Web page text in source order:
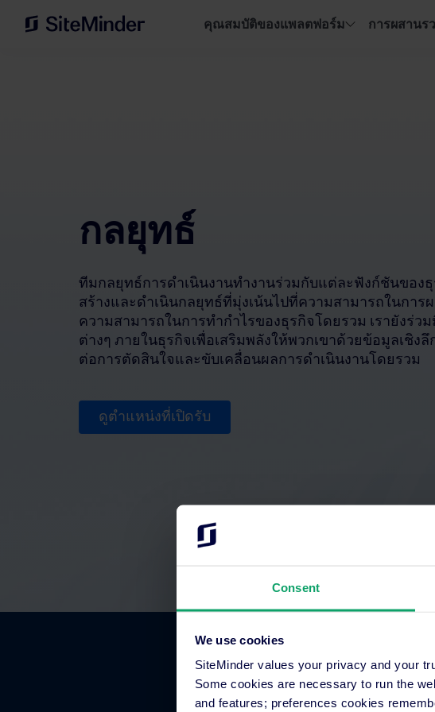
Consent
We use cookies
SiteMinder values your privacy and your
Some cookies are necessary to run the
and features; preferences cookies
คุณสมบัติของแพลตฟอร์ม การผสานร
กลยุทธ์
ทีมกลยุทธ์การดำเนินงานทำงานร่วมกับแต่ละฟังก์ชันของธุ
สร้างและดำเนินกลยุทธ์ที่มุ่งเน้นไปที่ความสามารถในการ
ความสามารถในการทำกำไรของธุรกิจโดยรวม เรายังร่ว
ต่างๆ ภายในธุรกิจเพื่อเสริมพลังให้พวกเขาด้วยข้อมูลเชิง
ต่อการตัดสินใจและขับเคลื่อนผลการดำเนินงานโดยรวม
ดูตำแหน่งที่เปิดรับ